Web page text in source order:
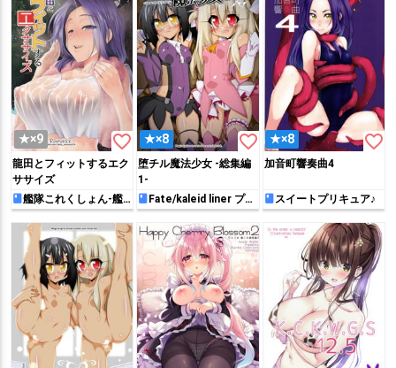
★×9 favorite_border
龍田とフィットするエク
ササイズ
艦隊これくしょん-艦
これ-
★×8 favorite_border
堕チル魔法少女 -総集編
1-
Fate/kaleid liner プリ
ズマ☆イリヤ
★×8 favorite_border
加音町響奏曲4
スイートプリキュア♪